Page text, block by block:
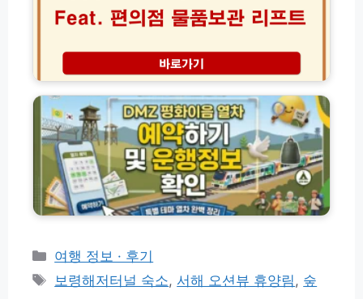
방
법
정
리
트
보
함
편
0
용
노
M
Z
평
화
차
예
하
기
운
카
테
여행 정보 · 후기
태
보령해저터널 숙소, 서해 오션뷰 휴양림 , 숲